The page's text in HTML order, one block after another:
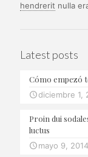
hendrerit nulla
Latest posts
Cómo empezó
diciembre 1,
Proin dui
luctus
mayo 9, 2014